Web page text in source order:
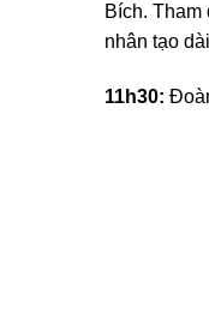
Bích. Tham
nhân tạo
11h30: